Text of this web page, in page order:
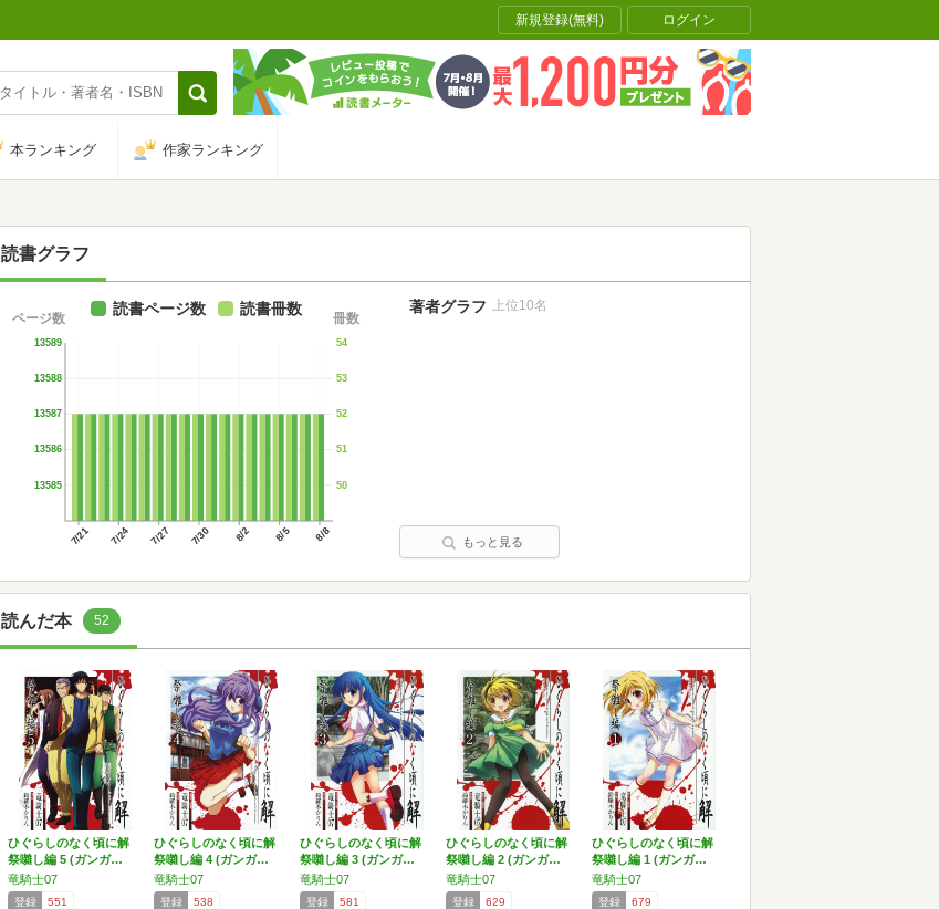
新規登録(無料) ログイン
本ランキング 作家ランキング
読書グラフ
7/21 7/24 7/27 7/30 8/2 8/5 8/8
13585
13586
13587
13588
13589
ページ数
50
51
52
53
54
冊数
読書ページ数 読書冊数 著者グラフ 上位10名
もっと見る
読んだ本 52
ひぐらしのなく頃に解
祭囃し編 5 (ガンガ…
竜騎士07
登録 551
ひぐらしのなく頃に解
祭囃し編 4 (ガンガ…
竜騎士07
登録 538
ひぐらしのなく頃に解
祭囃し編 3 (ガンガ…
竜騎士07
登録 581
ひぐらしのなく頃に解
祭囃し編 2 (ガンガ…
竜騎士07
登録 629
ひぐらしのなく頃に解
祭囃し編 1 (ガンガ…
竜騎士07
登録 679